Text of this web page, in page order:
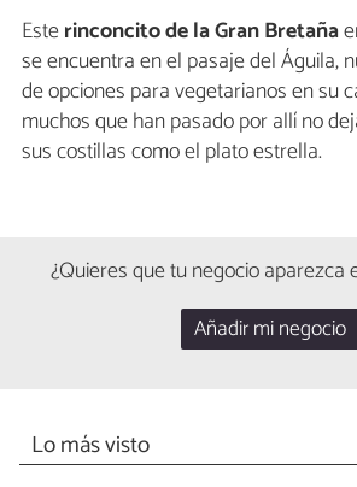
Esterinconcito de la Gran Bretaña
se encuentra en el pasaje del Águila,
de opciones para vegetarianos en su
muchos que han pasado por allí no
sus costillas como el plato estrella.
¿Quieres que tu negocio aparezca
Añadir mi negocio
Lo más visto